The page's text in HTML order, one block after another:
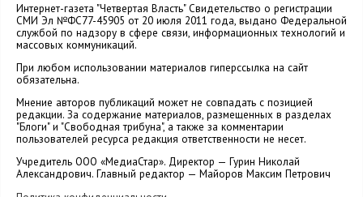
Интернет-газета "Четвертая Власть" Cвидетельство о регистрации
СМИ Эл №ФС77-45905 от 20 июля 2011 года, выдано Федеральной
службой по надзору в сфере связи, информационных технологий и
массовых коммуникаций.
При любом использовании материалов гиперссылка на сайт
обязательна.
Мнение авторов публикаций может не совпадать с позицией
редакции. За содержание материалов, размещенных в разделах
"Блоги" и "Свободная трибуна", а также за комментарии
пользователей ресурса редакция ответственности не несет.
Учредитель ООО «МедиаСтар». Директор — Гурин Николай
Александрович. Главный редактор — Майоров Максим Петрович